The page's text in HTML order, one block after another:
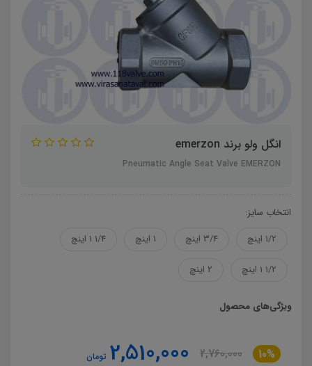
انگل ولو برند emerzon
Pneumatic Angle Seat Valve EMERZON
انتخاب سایز:
1/2 اینچ
3/4 اینچ 1 اینچ 1/4 1 اینچ
1/2 1 اینچ 2 اینچ
ویژگی‌های محصول
10%
2,760,000
2,510,000 تومان